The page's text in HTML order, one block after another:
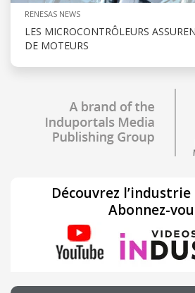
RENESAS NEWS
LES MICROCONTRÔLEURS
DE MOTEURS
Découvrez
Abonnez-